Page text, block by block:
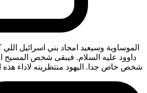
الموساوية وسيعيد امجاد بني اسرائيل اللي
داوود عليه السلام. فيبقى شخص المسيح
شخص خاص جدا. اليهود منتظرينه لاداء هذه